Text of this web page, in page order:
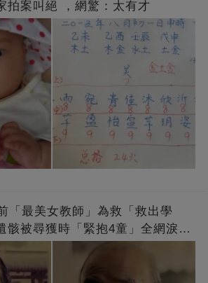
拍案叫絕 ，網驚：太有才
「最美女教師」為救「救出學
骸被尋獲時「緊抱4童」全網淚
該被遺忘